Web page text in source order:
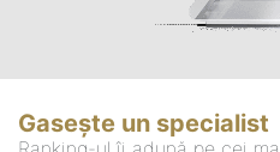
Gasește un specialist